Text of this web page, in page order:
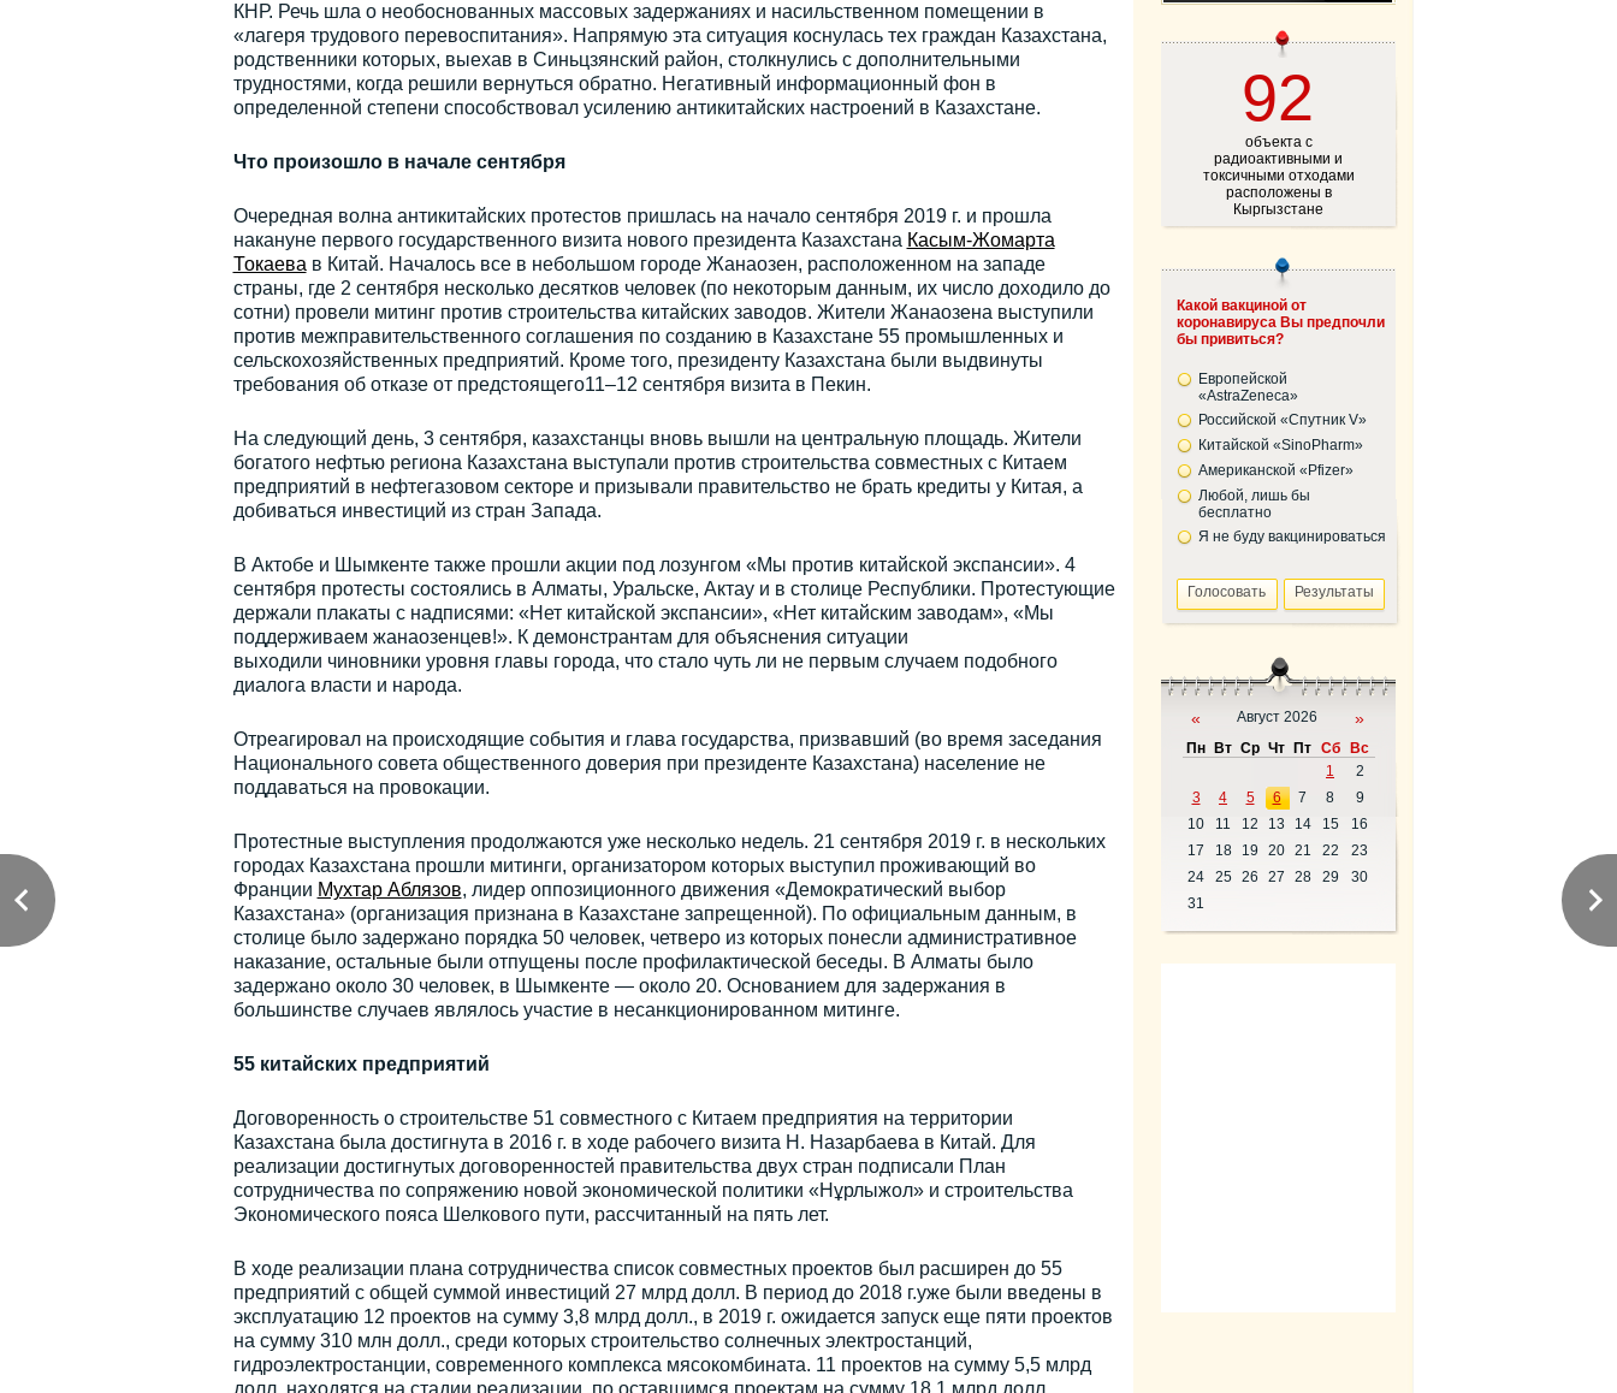
КНР. Речь шла о необоснованных массовых задержаниях и насильственном помещении в
«лагеря трудового перевоспитания». Напрямую эта ситуация коснулась тех граждан Казахстана,
родственники которых, выехав в Синьцзянский район, столкнулись с дополнительными
трудностями, когда решили вернуться обратно. Негативный информационный фон в
определенной степени способствовал усилению антикитайских настроений в Казахстане.
Что произошло в начале сентября
Очередная волна антикитайских протестов пришлась на начало сентября 2019 г. и прошла
накануне первого государственного визита нового президента Казахстана Касым-Жомарта
Токаева в Китай. Началось все в небольшом городе Жанаозен, расположенном на западе
страны, где 2 сентября несколько десятков человек (по некоторым данным, их число доходило до
сотни) провели митинг против строительства китайских заводов. Жители Жанаозена выступили
против межправительственного соглашения по созданию в Казахстане 55 промышленных и
сельскохозяйственных предприятий. Кроме того, президенту Казахстана были выдвинуты
требования об отказе от предстоящего11–12 сентября визита в Пекин.
На следующий день, 3 сентября, казахстанцы вновь вышли на центральную площадь. Жители
богатого нефтью региона Казахстана выступали против строительства совместных с Китаем
предприятий в нефтегазовом секторе и призывали правительство не брать кредиты у Китая, а
добиваться инвестиций из стран Запада.
В Актобе и Шымкенте также прошли акции под лозунгом «Мы против китайской экспансии». 4
сентября протесты состоялись в Алматы, Уральске, Актау и в столице Республики. Протестующие
держали плакаты с надписями: «Нет китайской экспансии», «Нет китайским заводам», «Мы
поддерживаем жанаозенцев!». К демонстрантам для объяснения ситуации
выходили чиновники уровня главы города, что стало чуть ли не первым случаем подобного
диалога власти и народа.
Отреагировал на происходящие события и глава государства, призвавший (во время заседания
Национального совета общественного доверия при президенте Казахстана) население не
поддаваться на провокации.
Протестные выступления продолжаются уже несколько недель. 21 сентября 2019 г. в нескольких
городах Казахстана прошли митинги, организатором которых выступил проживающий во
Франции Мухтар Аблязов, лидер оппозиционного движения «Демократический выбор
Казахстана» (организация признана в Казахстане запрещенной). По официальным данным, в
столице было задержано порядка 50 человек, четверо из которых понесли административное
наказание, остальные были отпущены после профилактической беседы. В Алматы было
задержано около 30 человек, в Шымкенте — около 20. Основанием для задержания в
большинстве случаев являлось участие в несанкционированном митинге.
55 китайских предприятий
Договоренность о строительстве 51 совместного с Китаем предприятия на территории
Казахстана была достигнута в 2016 г. в ходе рабочего визита Н. Назарбаева в Китай. Для
реализации достигнутых договоренностей правительства двух стран подписали План
сотрудничества по сопряжению новой экономической политики «Нұрлыжол» и строительства
Экономического пояса Шелкового пути, рассчитанный на пять лет.
В ходе реализации плана сотрудничества список совместных проектов был расширен до 55
предприятий с общей суммой инвестиций 27 млрд долл. В период до 2018 г.уже были введены в
эксплуатацию 12 проектов на сумму 3,8 млрд долл., в 2019 г. ожидается запуск еще пяти проектов
на сумму 310 млн долл., среди которых строительство солнечных электростанций,
гидроэлектростанции, современного комплекса мясокомбината. 11 проектов на сумму 5,5 млрд
долл. находятся на стадии реализации, по оставшимся проектам на сумму 18,1 млрд долл.
92
объекта с
радиоактивными и
токсичными отходами
расположены в
Кыргызстане
Какой вакциной от
коронавируса Вы предпочли
бы привиться?
Европейской
«AstraZeneca»
Российской «Спутник V»
Китайской «SinoPharm»
Американской «Pfizer»
Любой, лишь бы
бесплатно
Я не буду вакцинироваться
« Август 2026 »
Пн Вт Ср Чт Пт Сб
Вс
1
2
3
4 5 6 7 8
9
10
11 12 13 14 15
16
17
18 19 20 21 22
23
24
25 26 27 28 29
30
31